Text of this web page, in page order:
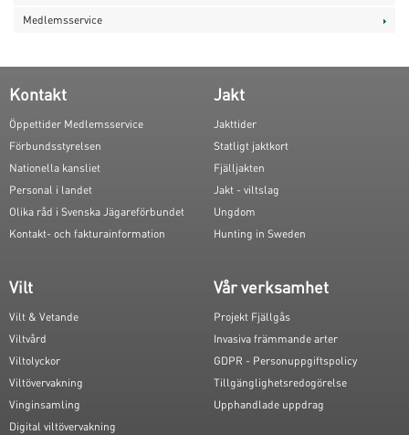
Medlemsservice
Kontakt
Öppettider Medlemsservice
Förbundsstyrelsen
Nationella kansliet
Personal i landet
Olika råd i Svenska Jägareförbundet
Kontakt- och fakturainformation
Jakt
Jakttider
Statligt jaktkort
Fjälljakten
Jakt - viltslag
Ungdom
Hunting in Sweden
Vilt
Vilt & Vetande
Viltvård
Viltolyckor
Viltövervakning
Vinginsamling
Digital viltövervakning
Vår verksamhet
Projekt Fjällgås
Invasiva främmande arter
GDPR - Personuppgiftspolicy
Tillgänglighetsredogörelse
Upphandlade uppdrag